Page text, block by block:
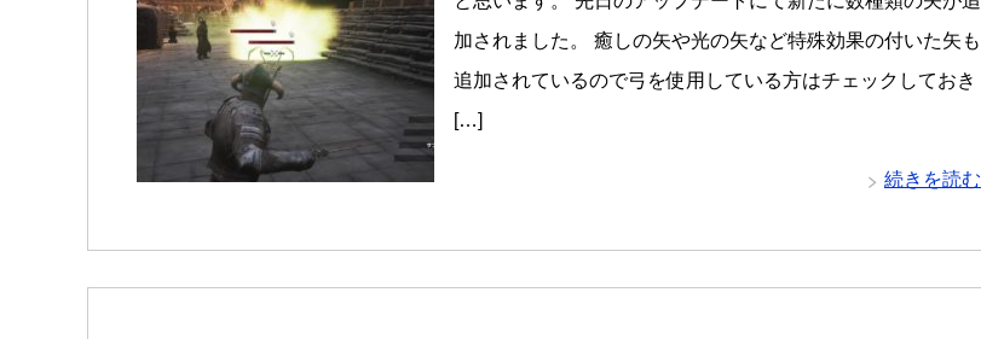
加されました。 癒しの矢や光の矢など特殊効果の付いた矢も
追加されているので弓を使用している方はチェックしておき
[…]
続きを読む